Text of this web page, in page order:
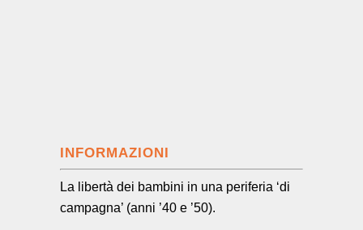
INFORMAZIONI
La libertà dei bambini in una periferia ‘di
campagna’ (anni ’40 e ’50).